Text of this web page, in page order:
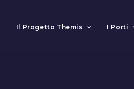
Il Progetto Themis I Porti